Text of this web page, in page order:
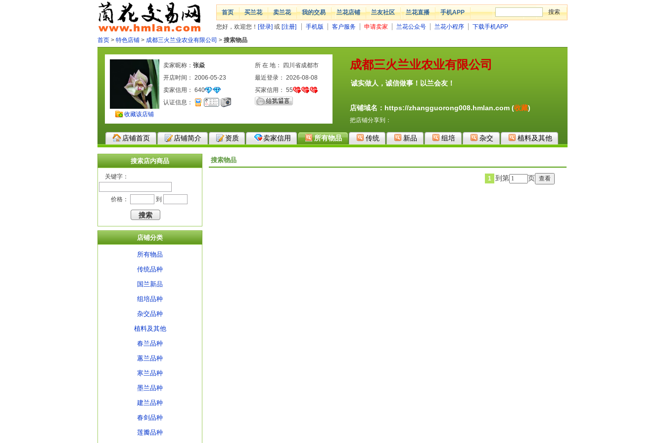
首页 买兰花 卖兰花 我的交易 兰花店铺 兰友社区 兰花直播 手机APP
您好，欢迎您！ [登录] 或 [注册] 手机版 客户服务 申请卖家 兰花公众号 兰花小程序
下载手机APP
首页 > 特色店铺 > 成都三火兰业农业有限公司 > 搜索物品
成都三火兰业农业有限公司
诚实做人，诚信做事！以兰会友！
店铺域名：https://zhangguorong008.hmlan.com (收藏)
把店铺分享到：
收藏该店铺
卖家昵称： 张焱
所 在 地： 四川省成都市
开店时间： 2006-05-23
最近登录： 2026-08-08
卖家信用： 640 买家信用： 55
认证信息：
店铺首页 店铺简介 资质 卖家信用 所有物品 传统 新品 组培 杂交 植料及其他
搜索店内商品
关键字：
价格： 到
店铺分类
所有物品
传统品种
国兰新品
组培品种
杂交品种
植料及其他
春兰品种
蕙兰品种
寒兰品种
墨兰品种
建兰品种
春剑品种
莲瓣品种
搜索物品
1 到第 页